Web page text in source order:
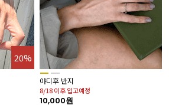
20%
야디후 반지
8/18 이후 입고예정
10,000원